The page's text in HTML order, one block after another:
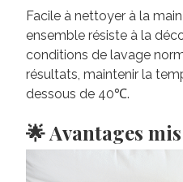
Facile à nettoyer à la
ensemble résiste à la
conditions de lavage
résultats, maintenir la
dessous de 40℃.
🌟 Avantages